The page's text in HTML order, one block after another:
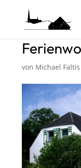
von Michael Faltis